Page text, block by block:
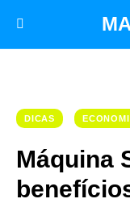
DICAS
Máquina